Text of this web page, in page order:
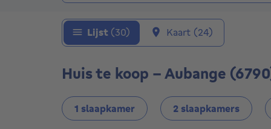
Lijst (30) Kaart (24)
Huis te koop - Aubange
1 slaapkamer 2 slaapkamers